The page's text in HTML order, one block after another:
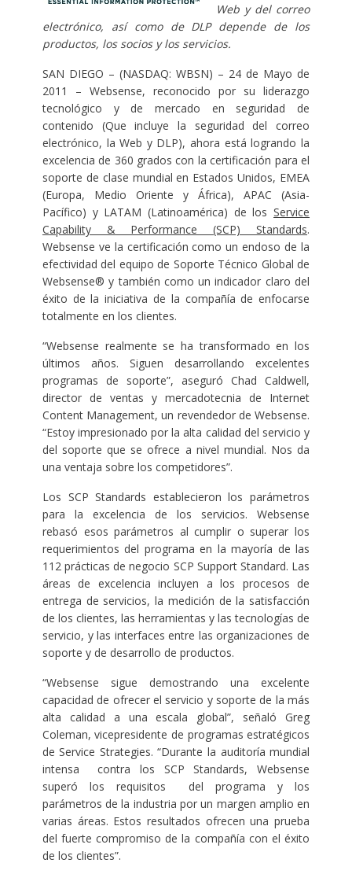
Web y del correo
electrónico, así como de DLP depende de los
productos, los socios y los servicios.
SAN DIEGO – (NASDAQ: WBSN) – 24 de Mayo de
2011 – Websense, reconocido por su liderazgo
tecnológico y de mercado en seguridad de
contenido (Que incluye la seguridad del correo
electrónico, la Web y DLP), ahora está logrando la
excelencia de 360 grados con la certificación para el
soporte de clase mundial en Estados Unidos, EMEA
(Europa, Medio Oriente y África), APAC (Asia-
Pacífico) y LATAM (Latinoamérica) de losService
Capability & Performance (SCP) Standards.
Websense ve la certificación como un endoso de la
efectividad del equipo de Soporte Técnico Global de
Websense® y también como un indicador claro del
éxito de la iniciativa de la compañía de enfocarse
totalmente en los clientes.
“Websense realmente se ha transformado en los
últimos años. Siguen desarrollando excelentes
programas de soporte”, aseguró Chad Caldwell,
director de ventas y mercadotecnia de Internet
Content Management, un revendedor de Websense.
“Estoy impresionado por la alta calidad del servicio y
del soporte que se ofrece a nivel mundial. Nos da
una ventaja sobre los competidores”.
Los SCP Standards establecieron los parámetros
para la excelencia de los servicios. Websense
rebasó esos parámetros al cumplir o superar los
requerimientos del programa en la mayoría de las
112 prácticas de negocio SCP Support Standard. Las
áreas de excelencia incluyen a los procesos de
entrega de servicios, la medición de la satisfacción
de los clientes, las herramientas y las tecnologías de
servicio, y las interfaces entre las organizaciones de
soporte y de desarrollo de productos.
“Websense sigue demostrando una excelente
capacidad de ofrecer el servicio y soporte de la más
alta calidad a una escala global”, señaló Greg
Coleman, vicepresidente de programas estratégicos
de Service Strategies. “Durante la auditoría mundial
intensa contra los SCP Standards, Websense
superó los requisitos del programa y los
parámetros de la industria por un margen amplio en
varias áreas. Estos resultados ofrecen una prueba
del fuerte compromiso de la compañía con el éxito
de los clientes”.